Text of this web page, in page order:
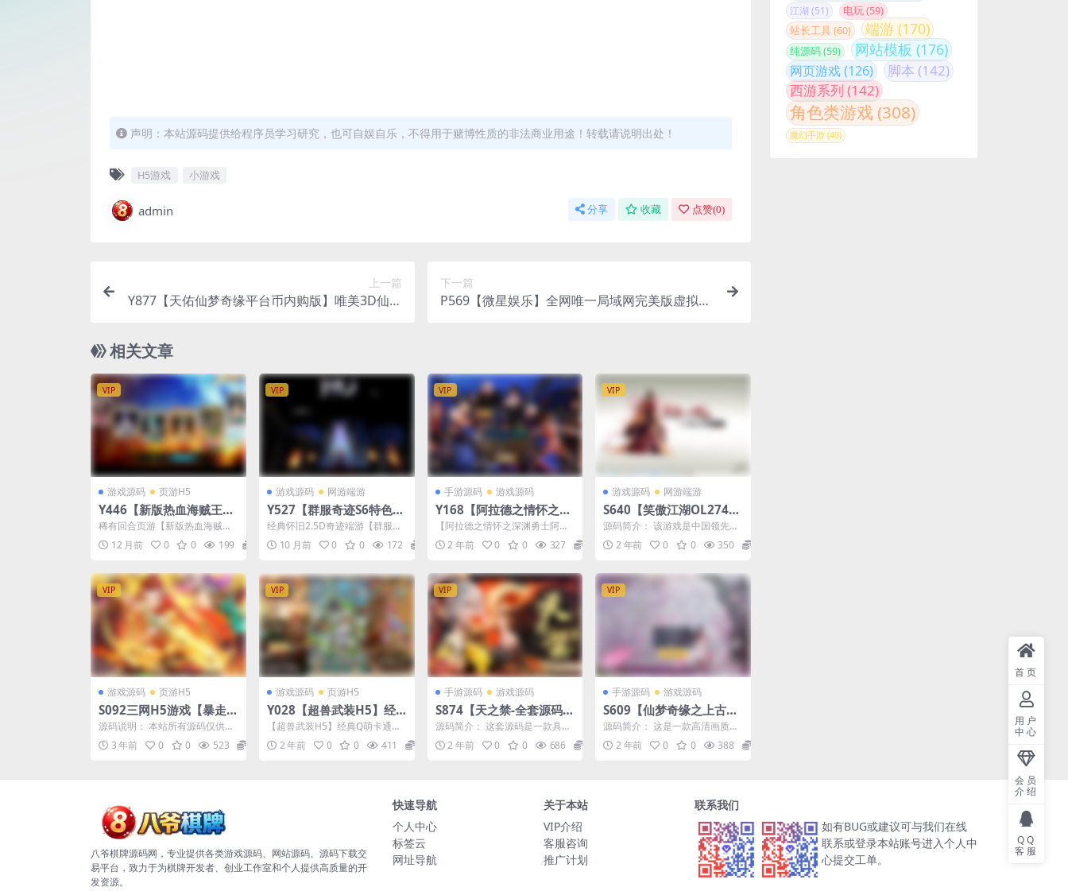
声明：本站源码提供给程序员学习研究，也可自娱自乐，不得用于赌博性质的非法商业用途！转载请说明出处！
H5游戏 小游戏
admin 分享 收藏 点赞(0)
上一篇
Y877【天佑仙梦奇缘平台币内购版】唯美3D仙侠
下一篇
P569【微星娱乐】全网唯一局域网完美版虚拟机
相关文章
VIP
游戏源码 页游H5
Y446【新版热血海贼王】
稀有回合页游2025最新整
理单机一键即玩镜像端+Li
nux手工服务端+GM工具
教程
稀有回合页游【新版热血海贼
王】2025最新整理单机一键即玩
镜像端+Linux手工...
12 月前 0 0 199 19.9
VIP
游戏源码 网游端游
Y527【群服奇迹S6特色
版】经典怀旧2.5D奇迹端
游2025整理Win一键即玩
服务端+网页注册+PC客户
经典怀旧2.5D奇迹端游【群服奇
迹S6特色版】2025整理Win一键
即玩服务端+...
10 月前 0 0 172 19.9
VIP
手游源码 游戏源码
Y168【阿拉德之情怀之深
渊勇士阿拉德3.0+配套源
码】经典3D横版闯关手游-
打包Linux服务端源码视
【阿拉德之情怀之深渊勇士阿拉
德3.0-配套源码】站长推荐经典3
D横版闯关手游-2...
2 年前 0 0 327 99.9
VIP
游戏源码 网游端游
S640【笑傲江湖OL274终
极完善修复版】经典角色
扮演3D类剧情大型武侠网
游-Linux服务端源码视频
GM工具-GM命令-物品ID-
多开器-完整PC客户端
源码简介： 该游戏是中国领先的
网络游戏开发运营商完美时空的
里程碑式作品。本作采用...
2 年前 0 0 350
VIP
游戏源码 页游H5
S092三网H5游戏【暴走
西游H5】最新整理Win半
手工服务端+CDK后台
源码说明： 本站所有源码仅供本
站会员群友们学习研究之用，请
勿转售商用或者其他违法...
3 年前 0 0 523 99.9
VIP
游戏源码 页游H5
Y028【超兽武装H5】经
典Q萌卡通剧情闯关三网H
5全网通手游-最新打包Lin
ux服务端源码视频架设教
【超兽武装H5】经典Q萌卡通剧
情闯关三网H5全网通手游-2024
年10月17日最...
2 年前 0 0 411 99.9
VIP
手游源码 游戏源码
S874【天之禁-全套源码-
附带编译教程】3D仙侠手
游-最新打包整理-全套源
码-编译教程
源码简介： 这套源码是一款具有
唯美上古场景的仙侠风游戏。游
戏源码由国内知名开发团...
2 年前 0 0 686 99.9
VIP
手游源码 游戏源码
S609【仙梦奇缘之上古情
缘假人完美版】推荐最终
商业端无BUG版大型3D仙
侠角色扮演类手游-Linux
源码简介： 这是一款高清画质的
3D仙侠手游巨作，突破传统玩
法，即时战斗PK，轻功...
2 年前 0 0 388
江湖 (51) 电玩(59)
站长工具(60) 端游 (170)
纯源码(59) 网站模板 (176)
网页游戏(126) 脚本 (142)
西游系列 (142)
角色类游戏 (308)
魔幻手游 (40)
八爷棋牌源码网，专业提供各类游戏源码、网站源码、源码下载交
易平台，致力于为棋牌开发者、创业工作室和个人提供高质量的开
发资源。
快速导航
个人中心
标签云
网址导航
关于本站
VIP介绍
客服咨询
推广计划
联系我们
如有BUG或建议可与我们在线
联系或登录本站账号进入个人中
心提交工单。
首页
用户
中心
会员
介绍
QQ
客服